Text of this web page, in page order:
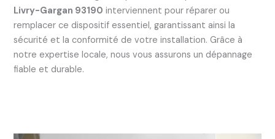
Livry-Gargan 93190 interviennent pour réparer ou
remplacer ce dispositif essentiel, garantissant ainsi la
sécurité et la conformité de votre installation. Grâce à
notre expertise locale, nous vous assurons un dépannage
fiable et durable.